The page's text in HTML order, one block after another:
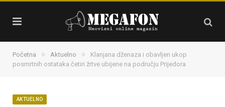
Početna » Aktuelno »
Klanjana dženaza i obavljen ukop
posmrtnih ostataka četiri žrtve ubijene na području Prijedora
AKTUELNO